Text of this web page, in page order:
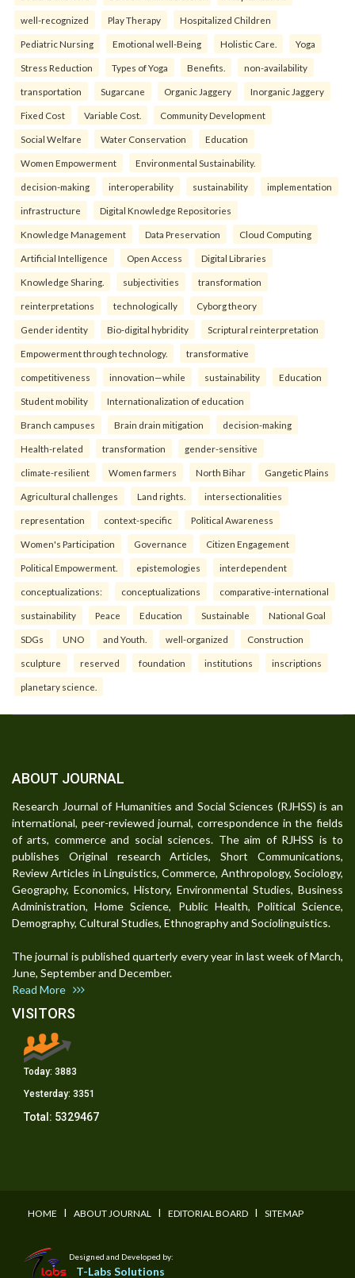
well-recognized Play Therapy Hospitalized Children
Pediatric Nursing Emotional well-Being Holistic Care. Yoga
Stress Reduction Types of Yoga Benefits. non-availability
transportation Sugarcane Organic Jaggery Inorganic Jaggery
Fixed Cost Variable Cost. Community Development
Social Welfare Water Conservation Education
Women Empowerment Environmental Sustainability.
decision-making interoperability sustainability implementation
infrastructure Digital Knowledge Repositories
Knowledge Management Data Preservation Cloud Computing
Artificial Intelligence Open Access Digital Libraries
Knowledge Sharing. subjectivities transformation
reinterpreta⁠tions tec⁠hnologically Cyborg theory
Gender identity Bio-digital hybridity Scriptural reinterpretation
Empowerment through technology. transformative
competitiveness innovation—while sustainability Education
Student mobility Internationalization of education
Branch campuses Brain drain mitigation decision-making
Health-related transformation gender-sensitive
climate-resilient Women farmers North Bihar Gangetic Plains
Agricultural challenges Land rights. intersectionalities
representation context-specific Political Awareness
Women's Participation Governance Citizen Engagement
Political Empowerment. epistemologies interdependent
conceptualizations: conceptualizations comparative-international
sustainability Peace Education Sustainable National Goal
SDGs UNO and Youth. well-organized Construction
sculpture reserved foundation institutions inscriptions
planetary science.
ABOUT JOURNAL
Research Journal of Humanities and Social Sciences (RJHSS) is an
international, peer-reviewed journal, correspondence in the fields
of arts, commerce and social sciences. The aim of RJHSS is to
publishes Original research Articles, Short Communications,
Review Articles in Linguistics, Commerce, Anthropology, Sociology,
Geography, Economics, History, Environmental Studies, Business
Administration, Home Science, Public Health, Political Science,
Demography, Cultural Studies, Ethnography and Sociolinguistics.
The journal is published quarterly every year in last week of March,
June, September and December.
Read More
VISITORS
Today: 3883
Yesterday: 3351
Total: 5329467
HOME I ABOUT JOURNAL I EDITORIAL BOARD I SITEMAP
Designed and Developed by:
T-Labs Solutions